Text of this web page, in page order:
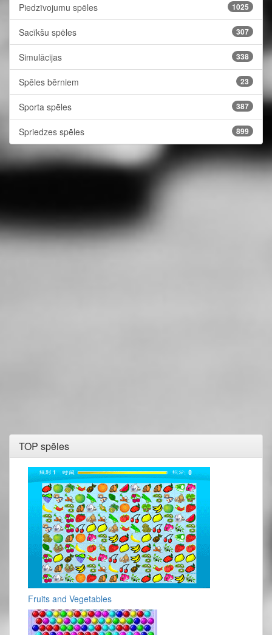
Piedzīvojumu spēles 1025
Sacīkšu spēles 307
Simulācijas 338
Spēles bērniem 23
Sporta spēles 387
Spriedzes spēles 899
TOP spēles
Fruits and Vegetables